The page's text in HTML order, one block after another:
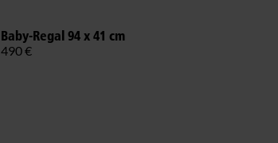
Baby-Regal 94 x 41 cm
490 €